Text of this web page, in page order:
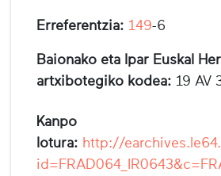
Erreferentzia: 149-6
Baionako eta Ipar Euskal
artxibotegiko kodea: 19 AV
Kanpo
lotura: http://